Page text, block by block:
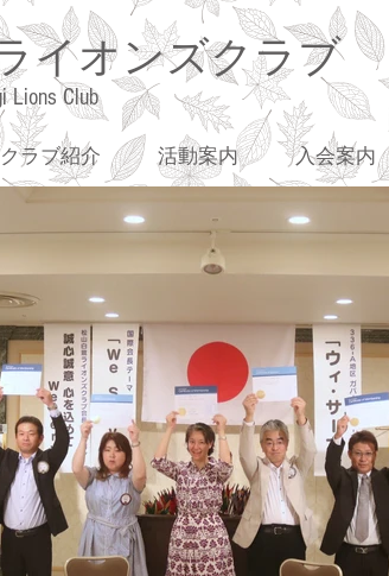
イオンズクラブ
Lions Club
クラブ紹介 活動案内 入会案内